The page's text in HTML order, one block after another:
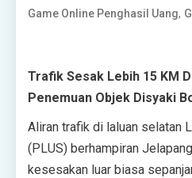
Game Online Penghasil Uang,
Trafik Sesak Lebih 15 KM
Penemuan Objek Disyaki
Aliran trafik di laluan selatan
(PLUS) berhampiran
kesesakan luar biasa